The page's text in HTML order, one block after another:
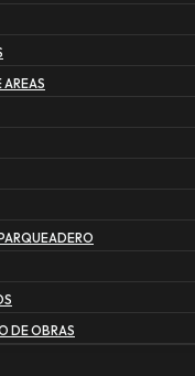
AREAS
DE OBRAS